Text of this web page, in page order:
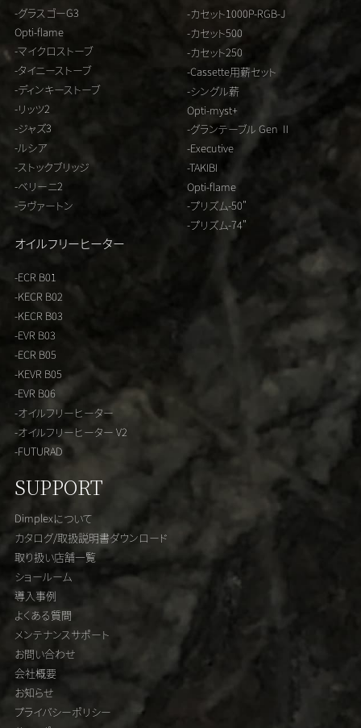
-グラスゴーG3
Opti-flame
-マイクロストーブ
-タイニーストーブ
-ディンキーストーブ
-リッツ2
-ジャズ3
-ルシア
-ストックブリッジ
-ベリーニ2
-ラヴァートン
オイルフリーヒーター
-ECR B01
-KECR B02
-KECR B03
-EVR B03
-ECR B05
-KEVR B05
-EVR B06
-オイルフリーヒーター
-オイルフリーヒーター V2
-FUTURAD
-カセット1000P-RGB-J
-カセット500
-カセット250
-Cassette用薪セット
-シングル薪
Opti-myst+
-グランテーブル Gen Ⅱ
-Executive
-TAKIBI
Opti-flame
-プリズム-50"
-プリズム-74"
SUPPORT
Dimplexについて
カタログ/取扱説明書ダウンロード
取り扱い店舗一覧
ショールーム
導入事例
よくある質問
メンテナンスサポート
お問い合わせ
会社概要
お知らせ
プライバシーポリシー